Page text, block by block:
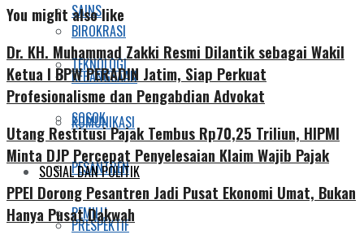
BIROKRASI
KEBANGSAAN
KOMUNIKASI
PESANTREN
PEMILU
SAINS
TEKNOLOGI
SOSOK
SOSIAL DAN POLITIK
PRESPEKTIF
You might also like
Dr. KH. Muhammad Zakki Resmi Dilantik sebagai Wakil
Ketua I BPW PERADIN Jatim, Siap Perkuat
Profesionalisme dan Pengabdian Advokat
Utang Restitusi Pajak Tembus Rp70,25 Triliun, HIPMI
Minta DJP Percepat Penyelesaian Klaim Wajib Pajak
PPEI Dorong Pesantren Jadi Pusat Ekonomi Umat, Bukan
Hanya Pusat Dakwah